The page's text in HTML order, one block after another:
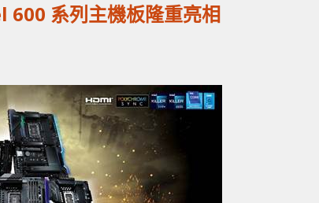
600 系列主機板隆重亮相